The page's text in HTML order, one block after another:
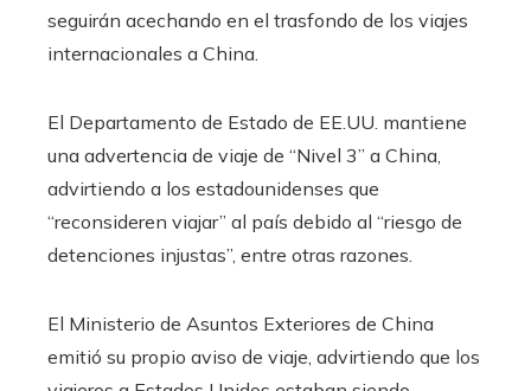
seguirán acechando en el trasfondo de los viajes
internacionales a China.
El Departamento de Estado de EE.UU. mantiene
una advertencia de viaje de “Nivel 3” a China,
advirtiendo a los estadounidenses que
“reconsideren viajar” al país debido al “riesgo de
detenciones injustas”, entre otras razones.
El Ministerio de Asuntos Exteriores de China
emitió su propio aviso de viaje, advirtiendo que los